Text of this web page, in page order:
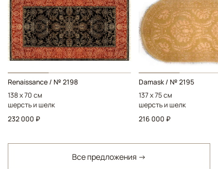
Renaissance / № 2198
138 x 70 см
шерсть и шелк
232 000 ₽
Damask / № 2195
137 x 75 см
шерсть и шелк
216 000 ₽
Все предложения →